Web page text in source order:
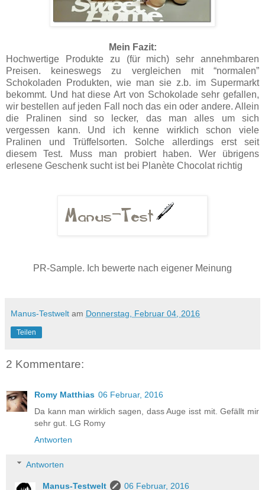
Mein Fazit:
Hochwertige Produkte zu (für mich) sehr annehmbaren
Preisen. keineswegs zu vergleichen mit “normalen”
Schokoladen Produkten, wie man sie z.b. im Supermarkt
bekommt. Und hat diese Art von Schokolade sehr gefallen,
wir bestellen auf jeden Fall noch das ein oder andere. Allein
die Pralinen sind so lecker, das man alles um sich
vergessen kann. Und ich kenne wirklich schon viele
Pralinen und Trüffelsorten. Solche allerdings erst seit
diesem Test. Muss man probiert haben. Wer übrigens
erlesene Geschenk sucht ist bei Planète Chocolat richtig
PR-Sample. Ich bewerte nach eigener Meinung
Manus-Testwelt am Donnerstag, Februar 04, 2016
Teilen
2 Kommentare:
Romy Matthias 06 Februar, 2016
Da kann man wirklich sagen, dass Auge isst mit. Gefällt mir
sehr gut. LG Romy
Antworten
Antworten
Manus-Testwelt
06 Februar, 2016